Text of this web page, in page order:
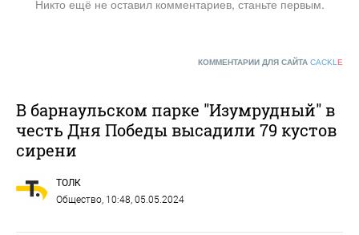
Никто ещё не оставил комментариев, станьте первым.
КОММЕНТАРИИ ДЛЯ САЙТА CACKL E
В барнаульском парке "Изумрудный" в
честь Дня Победы высадили 79 кустов
сирени
ТОЛК
Общество, 10:48, 05.05.2024